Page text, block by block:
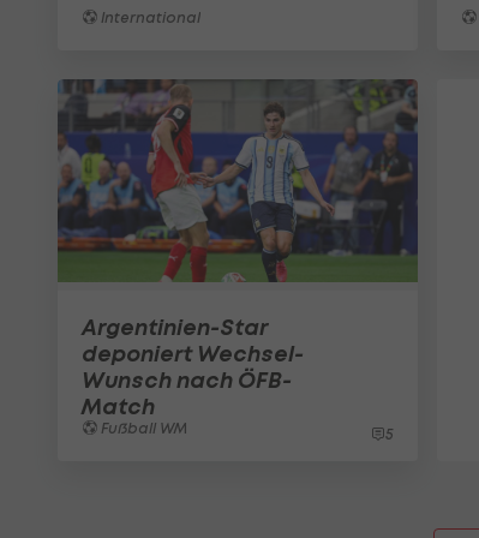
International
Argentinien-Star
deponiert Wechsel-
Wunsch nach ÖFB-
Match
Fußball WM 5